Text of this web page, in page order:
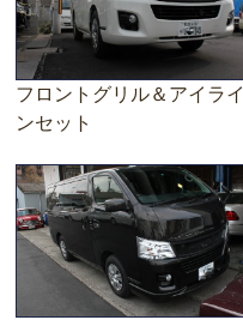
フロントグリル＆アイライ
ンセット